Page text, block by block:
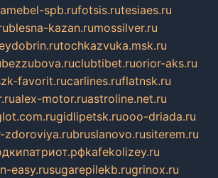
spb.rufotsis.rutesiaes.ru
blesna-kazan.rumossilver.ru
tochkazvuka.msk.ru
bezzubova.ruclubtibet.ruorior-aks.ru
favorit.rucarlines.ruflatnsk.ru
alex-motor.ruastroline.net.ru
gidlipetsk.ruooo-driada.ru
zdoroviya.rubruslanovo.rusiterem.ru
kafekolizey.ru
easy.rusugarepilekb.rugrinox.ru